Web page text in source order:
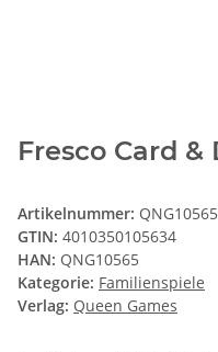
Fresco Card &
Artikelnummer: QNG10565
GTIN: 4010350105634
HAN: QNG10565
Kategorie: Familienspiele
Verlag: Queen Games